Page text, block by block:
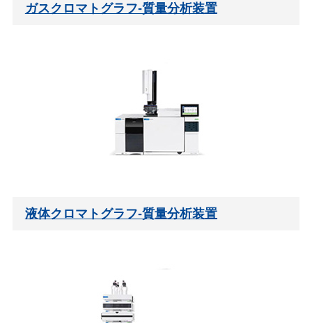
ガスクロマトグラフ-質量分析装置
液体クロマトグラフ-質量分析装置